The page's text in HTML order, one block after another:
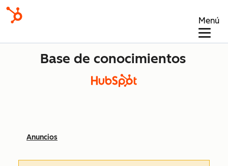
Menú
Base de conocimientos
Anuncios